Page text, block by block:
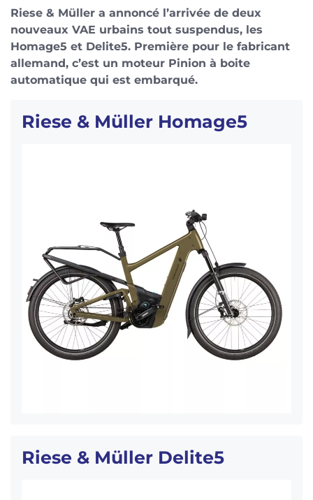
Riese & Müller a annoncé l’arrivée de deux
nouveaux VAE urbains tout suspendus, les
Homage5 et Delite5. Première pour le fabricant
allemand, c’est un moteur Pinion à boite
automatique qui est embarqué.
Riese & Müller Homage5
Riese & Müller Delite5